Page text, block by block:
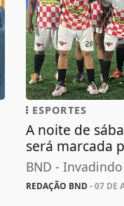
ESPORTES
A noite de
será marcada
BND -
REDAÇÃO BND- 07 DE